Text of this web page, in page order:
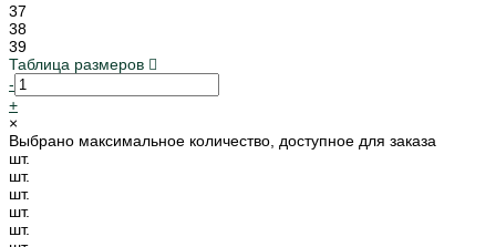
37
38
39
Таблица размеров
-
+
×
Выбрано максимальное количество, доступное для заказа
шт.
шт.
шт.
шт.
шт.